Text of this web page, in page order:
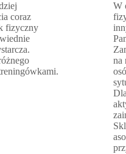
coraz
fizyczny
W
na